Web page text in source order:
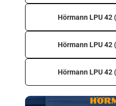
Hörmann LPU
Hörmann LPU
Hörmann LPU